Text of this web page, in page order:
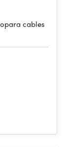
cables